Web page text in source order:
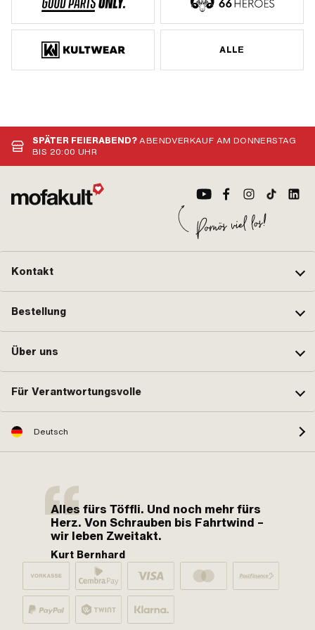
ALLE
SPÄTER FEIERABEND?ABENDVERKAUF AM DONNERSTAG
BIS 20:00 UHR
Kontakt
Bestellung
Über uns
Für Verantwortungsvolle
Deutsch
Alles fürs Töffli. Und noch mehr fürs
Herz. Von Schrauben bis Fahrtwind –
wir leben Zweitakt.
Kurt Bernhard